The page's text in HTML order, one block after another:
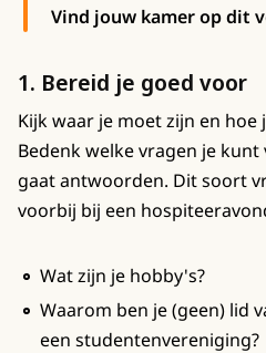
Vind jouw kamer op dit
1. Bereid je goed voor
Kijk waar je moet zijn en hoe
Bedenk welke vragen je
gaat antwoorden. Dit soort
voorbij bij een
Wat zijn je hobby's?
Waarom ben je (geen) lid
een studentenvereniging?